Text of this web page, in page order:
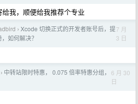
我，顺便给我推荐个专业
› Xcode 切换正式的开发者账号后，提
如何解决？
7 月
3 日
› 中转站限时特惠， 0.075 倍率特惠分组，
6 月 30
日